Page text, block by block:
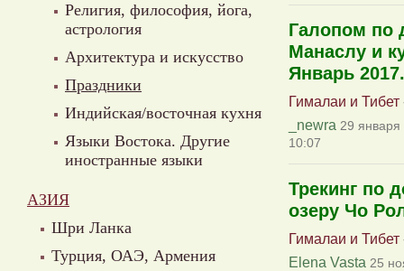
Религия, философия, йога,
астрология
Архитектура и искусство
Праздники
Индийская/восточная кухня
Языки Востока. Другие
иностранные языки
АЗИЯ
Шри Ланка
Турция, ОАЭ, Армения
Галопом по
Манаслу и
Январь 2017.
Гималаи и Тибет
_newra 29
10:07
Трекинг по
озеру Чо
Гималаи и Тибет
Elena Vasta 25